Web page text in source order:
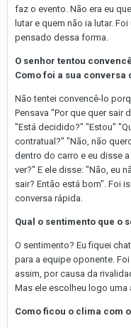
faz o evento. Não era eu
lutar e quem não ia lutar.
pensado dessa forma.
O senhor tentou
Como foi a sua conversa
Não tentei convencê-lo
Pensava "Por que quer sair
"Está decidido?" "Estou"
contratual?" "Não, não
dentro do carro e eu disse
ver?" E ele disse: "Não, eu
sair? Então está bom". Foi
conversa rápida.
Qual o sentimento que o
O sentimento? Eu fiquei
para a equipe oponente.
assim, por causa da
Mas ele escolheu logo uma
Como ficou o clima com